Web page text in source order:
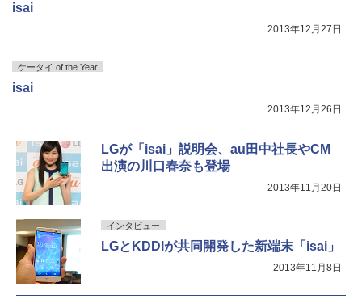
isai
2013年12月27日
ケータイ of the Year
isai
2013年12月26日
LGが「isai」説明会、au田中社長やCM
出演の川口春奈も登場
2013年11月20日
インタビュー
LGとKDDIが共同開発した新端末「isai」
2013年11月8日